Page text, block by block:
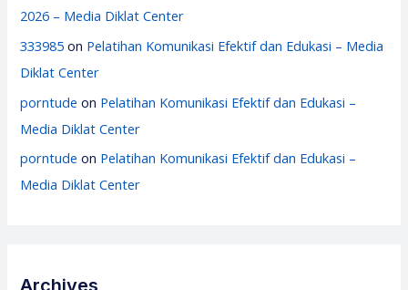
2026 – Media Diklat Center
333985 on Pelatihan Komunikasi Efektif dan Edukasi – Media
Diklat Center
porntude on Pelatihan Komunikasi Efektif dan Edukasi –
Media Diklat Center
porntude on Pelatihan Komunikasi Efektif dan Edukasi –
Media Diklat Center
Archives